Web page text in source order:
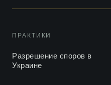
совместном авиапространстве
ПРАКТИКИ
Разрешение споров в
Украине